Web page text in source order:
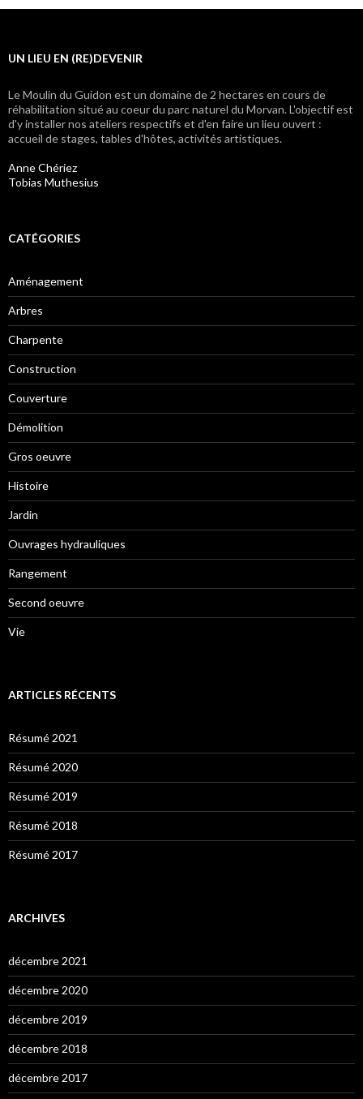
UN LIEU EN (RE)DEVENIR
Le Moulin du Guidon est un domaine de 2 hectares en cours de
réhabilitation situé au coeur du parc naturel du Morvan. L'objectif est
d'y installer nos ateliers respectifs et d'en faire un lieu ouvert :
accueil de stages, tables d'hôtes, activités artistiques.
Anne Chériez
Tobias Muthesius
CATÉGORIES
Aménagement
Arbres
Charpente
Construction
Couverture
Démolition
Gros oeuvre
Histoire
Jardin
Ouvrages hydrauliques
Rangement
Second oeuvre
Vie
ARTICLES RÉCENTS
Résumé 2021
Résumé 2020
Résumé 2019
Résumé 2018
Résumé 2017
ARCHIVES
décembre 2021
décembre 2020
décembre 2019
décembre 2018
décembre 2017